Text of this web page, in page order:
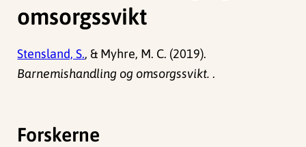
omsorgssvikt
Stensland, S., & Myhre, M. C. (2019).
Barnemishandling og omsorgssvikt. .
Forskerne